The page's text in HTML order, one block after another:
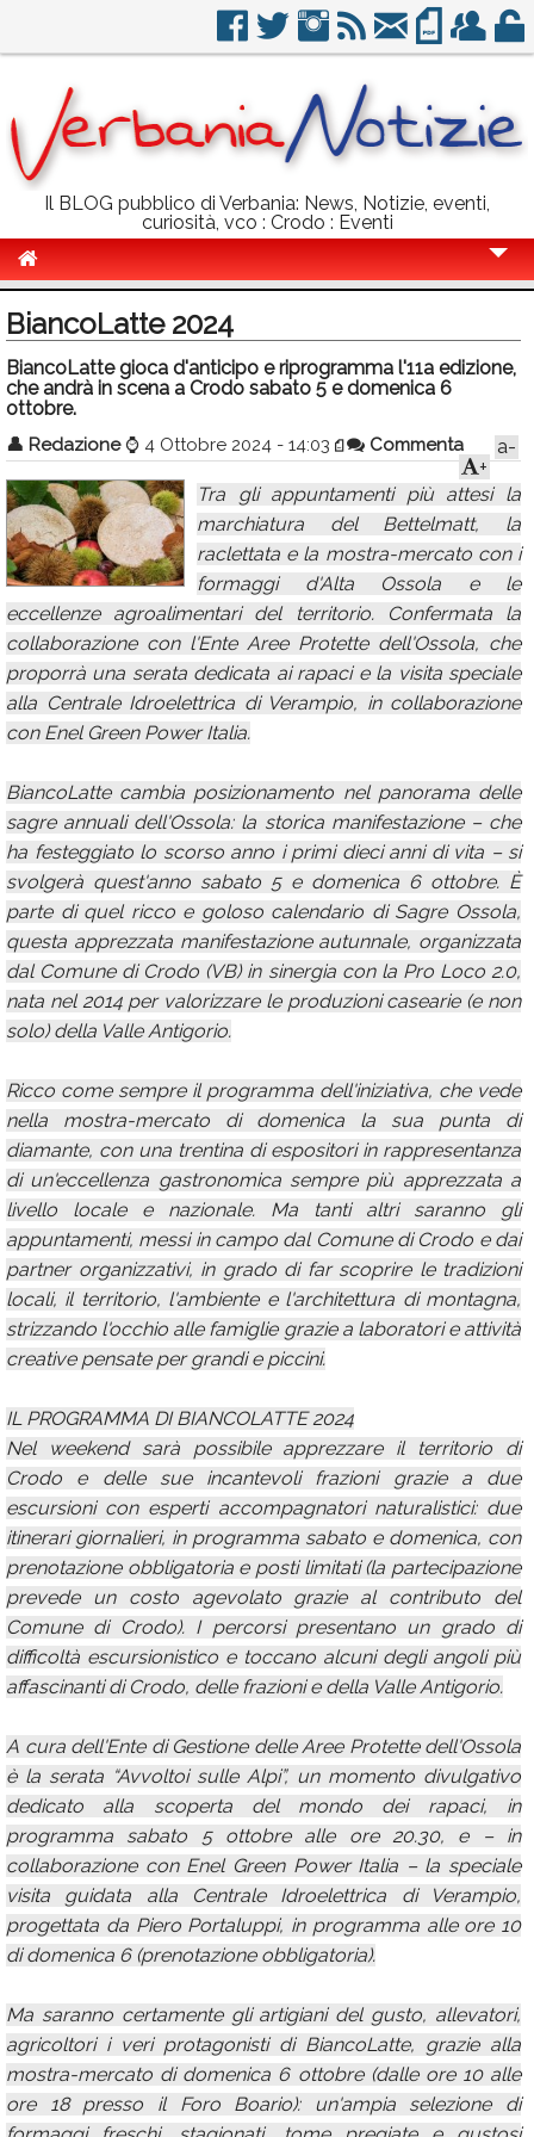
Il BLOG pubblico di Verbania: News, Notizie, eventi,
curiosità, vco : Crodo : Eventi
Politica
Sport
Eventi
Info Utili
Rubriche
Calendario
Annunci
BiancoLatte 2024
BiancoLatte gioca d'anticipo e riprogramma l'11a edizione,
che andrà in scena a Crodo sabato 5 e domenica 6
ottobre.
👤 Redazione ⌚ 4 Ottobre 2024 - 14:03 Commenta
a-
+
Tra gli appuntamenti più attesi la
marchiatura del Bettelmatt, la
raclettata e la mostra-mercato con i
formaggi d'Alta Ossola e le
eccellenze agroalimentari del territorio. Confermata la
collaborazione con l'Ente Aree Protette dell'Ossola, che
proporrà una serata dedicata ai rapaci e la visita speciale
alla Centrale Idroelettrica di Verampio, in collaborazione
con Enel Green Power Italia.
BiancoLatte cambia posizionamento nel panorama delle
sagre annuali dell'Ossola: la storica manifestazione – che
ha festeggiato lo scorso anno i primi dieci anni di vita – si
svolgerà quest'anno sabato 5 e domenica 6 ottobre. È
parte di quel ricco e goloso calendario di Sagre Ossola,
questa apprezzata manifestazione autunnale, organizzata
dal Comune di Crodo (VB) in sinergia con la Pro Loco 2.0,
nata nel 2014 per valorizzare le produzioni casearie (e non
solo) della Valle Antigorio.
Ricco come sempre il programma dell'iniziativa, che vede
nella mostra-mercato di domenica la sua punta di
diamante, con una trentina di espositori in rappresentanza
di un'eccellenza gastronomica sempre più apprezzata a
livello locale e nazionale. Ma tanti altri saranno gli
appuntamenti, messi in campo dal Comune di Crodo e dai
partner organizzativi, in grado di far scoprire le tradizioni
locali, il territorio, l'ambiente e l'architettura di montagna,
strizzando l'occhio alle famiglie grazie a laboratori e attività
creative pensate per grandi e piccini.
IL PROGRAMMA DI BIANCOLATTE 2024
Nel weekend sarà possibile apprezzare il territorio di
Crodo e delle sue incantevoli frazioni grazie a due
escursioni con esperti accompagnatori naturalistici: due
itinerari giornalieri, in programma sabato e domenica, con
prenotazione obbligatoria e posti limitati (la partecipazione
prevede un costo agevolato grazie al contributo del
Comune di Crodo). I percorsi presentano un grado di
difficoltà escursionistico e toccano alcuni degli angoli più
affascinanti di Crodo, delle frazioni e della Valle Antigorio.
A cura dell'Ente di Gestione delle Aree Protette dell'Ossola
è la serata “Avvoltoi sulle Alpi”, un momento divulgativo
dedicato alla scoperta del mondo dei rapaci, in
programma sabato 5 ottobre alle ore 20.30, e – in
collaborazione con Enel Green Power Italia – la speciale
visita guidata alla Centrale Idroelettrica di Verampio,
progettata da Piero Portaluppi, in programma alle ore 10
di domenica 6 (prenotazione obbligatoria).
Ma saranno certamente gli artigiani del gusto, allevatori,
agricoltori i veri protagonisti di BiancoLatte, grazie alla
mostra-mercato di domenica 6 ottobre (dalle ore 10 alle
ore 18 presso il Foro Boario): un'ampia selezione di